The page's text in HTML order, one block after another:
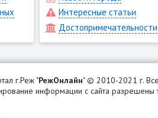
Интересные статьи
Достопримечательности
г.Реж "РежОнлайн" © 2010-2021 г.
информации с сайта разрешены